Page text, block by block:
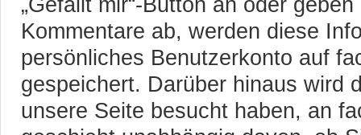
Kommentare ab, werden diese
persönliches Benutzerkonto auf
gespeichert. Darüber hinaus wird
unsere Seite besucht haben, an